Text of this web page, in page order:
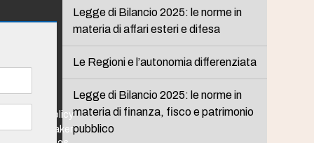
Legge di Bilancio 2025: le norme in
materia di affari esteri e difesa
Le Regioni e l’autonomia differenziata
Legge di Bilancio 2025: le norme in
materia di finanza, fisco e patrimonio
pubblico
Policy
Maker